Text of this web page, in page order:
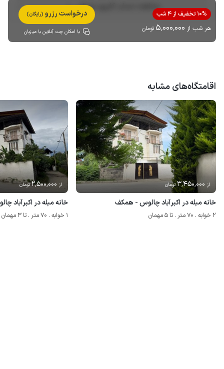
مشاهده حساب کاربری میزبان
10% تخفیف از 4 شب
هر شب از 5٬000٬000 تومان
درخواست رزرو (رایگان)
با امکان چت آنلاین با میزبان
اقامتگاه‌های مشابه
از 3٬450٬000تومان
خانه مبله در اکبرآباد چالوس - همکف
2 خوابه . 70 متر . تا 5 مهمان
از 2٬500٬000تومان
خانه مبله در اکبرآباد
1 خوابه . 70 متر . تا 3 مهمان